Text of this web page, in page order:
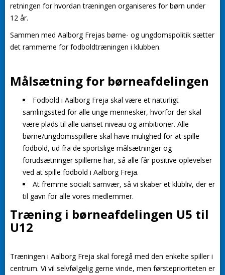
retningen for hvordan træningen organiseres for børn under
12 år.
Sammen med Aalborg Frejas børne- og ungdomspolitik sætter
det rammerne for fodboldtræningen i klubben.
Målsætning for børneafdelingen
Fodbold i Aalborg Freja skal være et naturligt
samlingssted for alle unge mennesker, hvorfor der skal
være plads til alle uanset niveau og ambitioner. Alle
børne/ungdomsspillere skal have mulighed for at spille
fodbold, ud fra de sportslige målsætninger og
forudsætninger spillerne har, så alle får positive oplevelser
ved at spille fodbold i Aalborg Freja.
At fremme socialt samvær, så vi skaber et klubliv, der er
til gavn for alle vores medlemmer.
Træning i børneafdelingen U5 til
U12
Træningen i Aalborg Freja skal foregå med den enkelte spiller i
centrum. Vi vil selvfølgelig gerne vinde, men førsteprioriteten er